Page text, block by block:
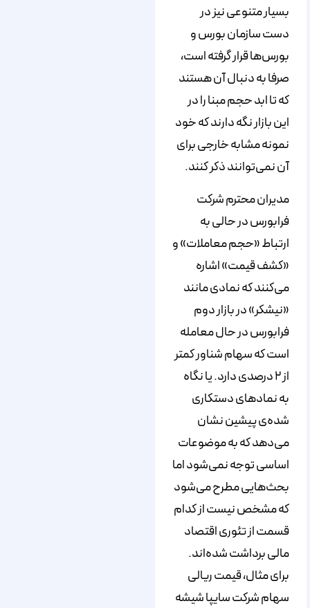
بسیار متنوعی نیز در
دست سازمان بورس و
بورس‌ها قرار گرفته است،
صرفا به دنبال آن هستند
که تا ابد حجم مبنا را در
این بازار نگه دارند که خود
نمونه مشابه خارجی برای
آن نمی‌توانند ذکر کنند.
مدیران محترم شرکت
فرابورس در حالی به
ارتباط «حجم معاملات» و
«کشف قیمت» اشاره
می‌کنند که نمادی مانند
«نیشکر» در بازار دوم
فرابورس در حال معامله
است که سهام شناور کمتر
از ۲ درصدی دارد. یا نگاه
به نماد‌های دستکاری
شده‌ی پیشین نشان
می‌دهد که به موضوعات
اساسی توجه نمی‌شود اما
بحث‌هایی مطرح می‌شود
که مشخص نیست از کدام
قسمت از تئوری اقتصاد
مالی برداشت شده‌اند.
برای مثال، قیمت ریالی
سهام شرکت سایپا شیشه